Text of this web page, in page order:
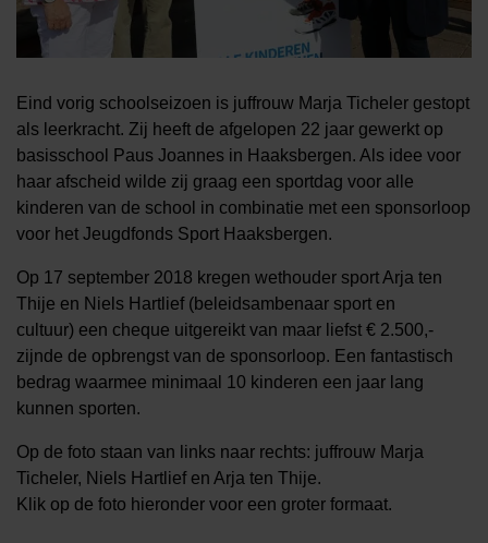
Eind vorig schoolseizoen is juffrouw Marja Ticheler gestopt
als leerkracht. Zij heeft de afgelopen 22 jaar gewerkt op
basisschool Paus Joannes in Haaksbergen. Als idee voor
haar afscheid wilde zij graag een sportdag voor alle
kinderen van de school in combinatie met een sponsorloop
voor het Jeugdfonds Sport Haaksbergen.
Op 17 september 2018 kregen wethouder sport Arja ten
Thije en Niels Hartlief (beleidsambenaar sport en
cultuur) een cheque uitgereikt van maar liefst € 2.500,-
zijnde de opbrengst van de sponsorloop. Een fantastisch
bedrag waarmee minimaal 10 kinderen een jaar lang
kunnen sporten.
Op de foto staan van links naar rechts: juffrouw Marja
Ticheler, Niels Hartlief en Arja ten Thije.
Klik op de foto hieronder voor een groter formaat.